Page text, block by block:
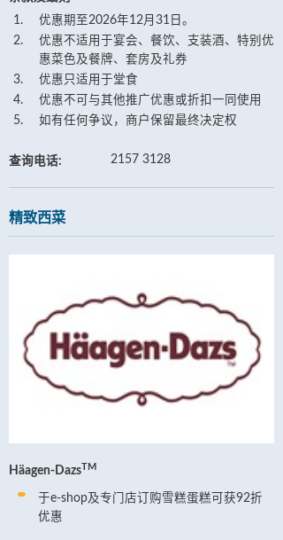
优惠期至2026年12月31日。
优惠不适用于宴会、餐饮、支装酒、特别优
惠菜色及餐牌、套房及礼券
优惠只适用于堂食
优惠不可与其他推广优惠或折扣一同使用
如有任何争议，商户保留最终决定权
查询电话: 2157 3128
精致西菜
Häagen-DazsTM
于e-shop及专门店订购雪糕蛋糕可获92折
优惠